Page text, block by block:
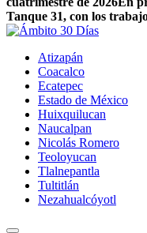
Tanque 31, con los
Atizapán
Coacalco
Ecatepec
Estado de México
Huixquilucan
Naucalpan
Nicolás Romero
Teoloyucan
Tlalnepantla
Tultitlán
Nezahualcóyotl